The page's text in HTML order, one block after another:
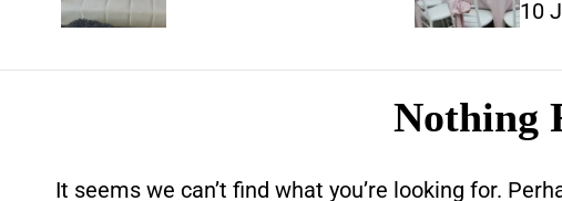
10
Nothing
It seems we can’t find what you’re looking for.